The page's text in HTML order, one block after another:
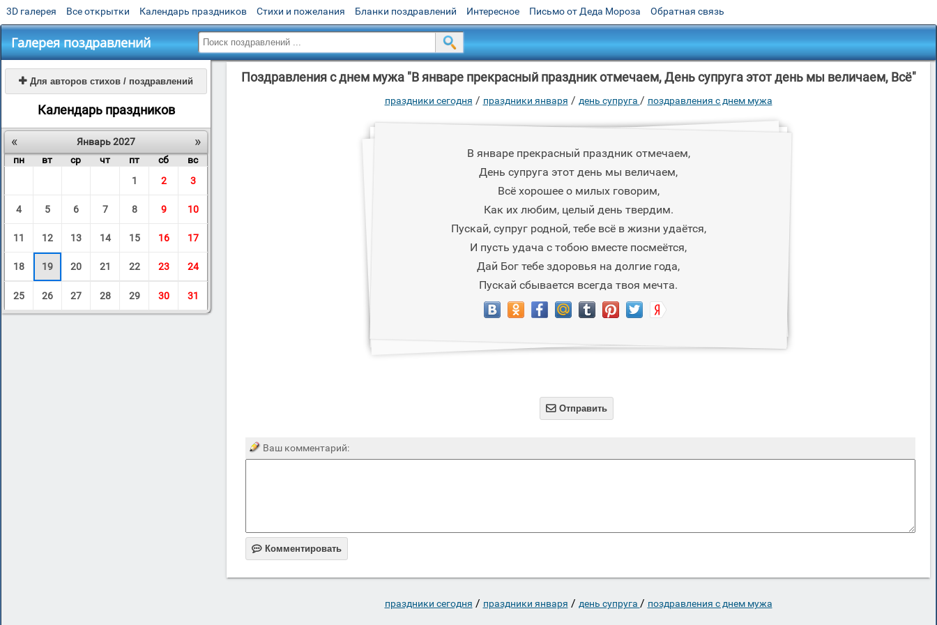
3D галерея Все открытки Календарь праздников Стихи и пожелания Бланки поздравлений Интересное Письмо от Деда Мороза Обратная связь
Галерея поздравлений
 Для авторов стихов / поздравлений
Календарь праздников
« »
Январь 2027
пн
вт ср чт пт сб
вс
1
2 3
4 5 6 7 8 9 10
11 12 13 14 15 16 17
18 19 20 21 22 23 24
25 26 27 28 29 30 31
Поздравления с днем мужа "В январе прекрасный праздник отмечаем, День супруга этот день мы величаем, Всё"
праздники сегодня / праздники января / день супруга / поздравления с днем мужа
В январе прекрасный праздник отмечаем,
День супруга этот день мы величаем,
Всё хорошее о милых говорим,
Как их любим, целый день твердим.
Пускай, супруг родной, тебе всё в жизни удаётся,
И пусть удача с тобою вместе посмеётся,
Дай Бог тебе здоровья на долгие года,
Пускай сбывается всегда твоя мечта.
 Отправить
Ваш комментарий:
 Комментировать
праздники сегодня / праздники января / день супруга / поздравления с днем мужа